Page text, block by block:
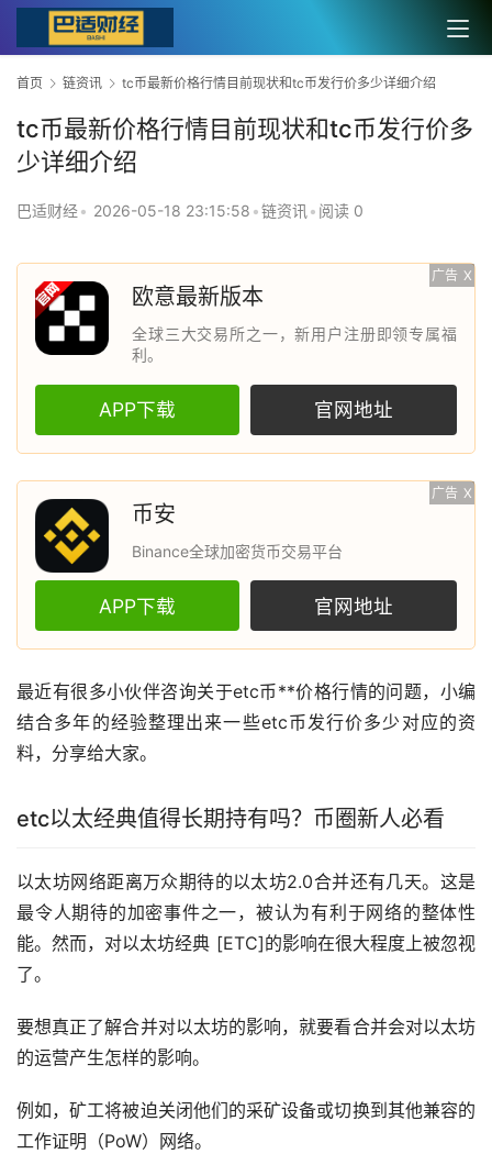
首页 链资讯 tc币最新价格行情目前现状和tc币发行价多少详细介绍
tc币最新价格行情目前现状和tc币发行价多
少详细介绍
巴适财经• 2026-05-18 23:15:58 •链资讯 • 阅读 0
广告 X
欧意最新版本
全球三大交易所之一，新用户注册即领专属福
利。
APP下载 官网地址
广告 X
币安
Binance全球加密货币交易平台
APP下载 官网地址
最近有很多小伙伴咨询关于etc币**价格行情的问题，小编
结合多年的经验整理出来一些etc币发行价多少对应的资
料，分享给大家。
etc以太经典值得长期持有吗？币圈新人必看
以太坊网络距离万众期待的以太坊2.0合并还有几天。这是
最令人期待的加密事件之一，被认为有利于网络的整体性
能。然而，对以太坊经典 [ETC]的影响在很大程度上被忽视
了。
要想真正了解合并对以太坊的影响，就要看合并会对以太坊
的运营产生怎样的影响。
例如，矿工将被迫关闭他们的采矿设备或切换到其他兼容的
工作证明（PoW）网络。